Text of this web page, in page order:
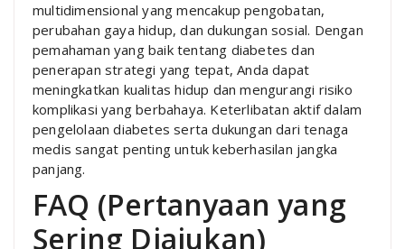
multidimensional yang mencakup pengobatan,
perubahan gaya hidup, dan dukungan sosial. Dengan
pemahaman yang baik tentang diabetes dan
penerapan strategi yang tepat, Anda dapat
meningkatkan kualitas hidup dan mengurangi risiko
komplikasi yang berbahaya. Keterlibatan aktif dalam
pengelolaan diabetes serta dukungan dari tenaga
medis sangat penting untuk keberhasilan jangka
panjang.
FAQ (Pertanyaan yang
Sering Diajukan)